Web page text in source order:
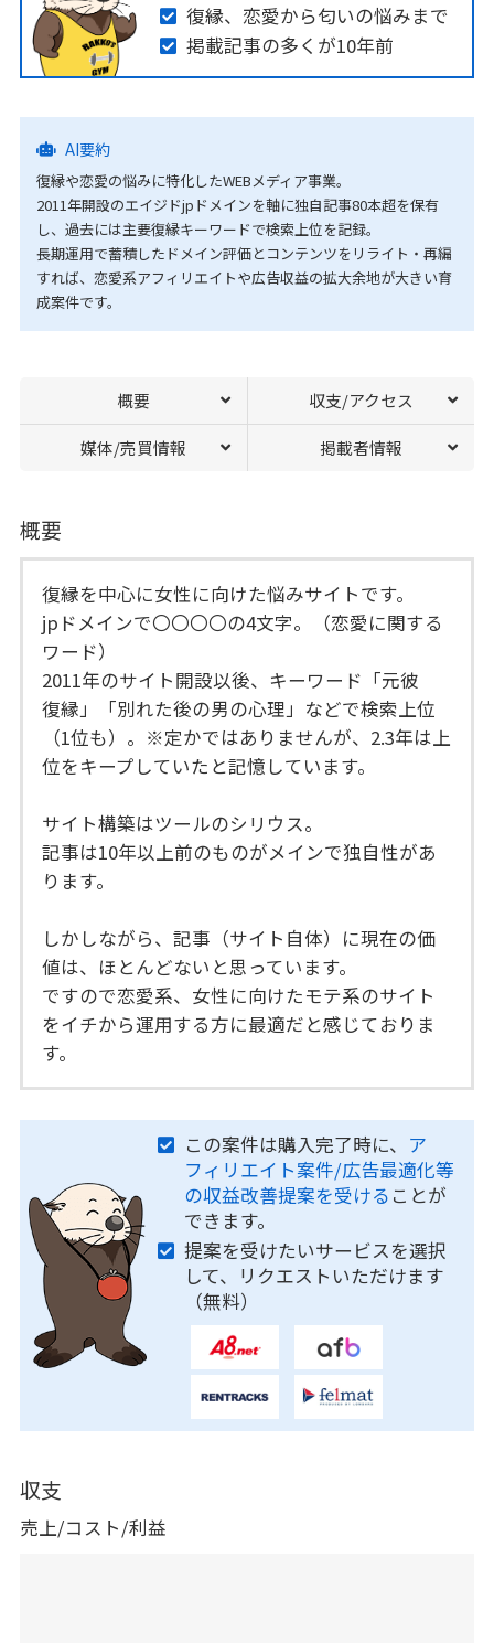
復縁、恋愛から匂いの悩みまで
掲載記事の多くが10年前
AI要約
復縁や恋愛の悩みに特化したWEBメディア事業。
2011年開設のエイジドjpドメインを軸に独自記事80本超を保有
し、過去には主要復縁キーワードで検索上位を記録。
長期運用で蓄積したドメイン評価とコンテンツをリライト・再編
すれば、恋愛系アフィリエイトや広告収益の拡大余地が大きい育
成案件です。
概要 収支/アクセス
媒体/売買情報 掲載者情報
概要
復縁を中心に女性に向けた悩みサイトです。
jpドメインで〇〇〇〇の4文字。（恋愛に関する
ワード）
2011年のサイト開設以後、キーワード「元彼
復縁」「別れた後の男の心理」などで検索上位
（1位も）。※定かではありませんが、2.3年は上
位をキープしていたと記憶しています。
サイト構築はツールのシリウス。
記事は10年以上前のものがメインで独自性があ
ります。
しかしながら、記事（サイト自体）に現在の価
値は、ほとんどないと思っています。
ですので恋愛系、女性に向けたモテ系のサイト
をイチから運用する方に最適だと感じておりま
す。
この案件は購入完了時に、 ア
フィリエイト案件/広告最適化等
の収益改善提案を受ける ことが
できます。
提案を受けたいサービスを選択
して、リクエストいただけます
（無料）
収支
売上/コスト/利益